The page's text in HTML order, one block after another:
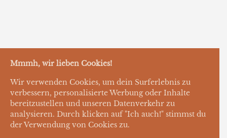
Mmmh, wir lieben Cookies!
Wir verwenden Cookies, um dein Surferlebnis zu
verbessern, personalisierte Werbung oder Inhalte
bereitzustellen und unseren Datenverkehr zu
analysieren. Durch klicken auf "Ich auch!" stimmst du
der Verwendung von Cookies zu.